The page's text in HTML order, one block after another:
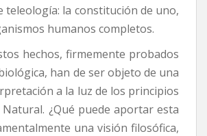
teleología: la constitución de uno,
humanos completos.
hechos, firmemente probados
han de ser objeto de una
a la luz de los principios
¿Qué puede aportar esta
una visión filosófica,